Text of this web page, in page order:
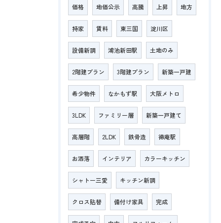
価格 地価公示 高騰 上昇 地方
持家 賃料 東三国 淀川区
設備新調 鴻池新田駅 土地のみ
2階建プラン 3階建プラン 新築一戸建
希少物件 なかもず駅 大阪メトロ
3LDK ファミリー層 新築一戸建て
高層階 2LDK 鉄骨造 徳庵駅
お洒落 インテリア カラーキッチン
シャトー三愛 キッチン新調
クロス貼替 備付け家具 完成